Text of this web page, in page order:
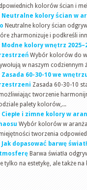
kolorów ścian i
Neutralne kolory ścian w
Neutralne kolory ścian
zharmonizuje i podkreśli
Modne kolory wnętrz
Wybór kolorów do
w naszym codziennym
Zasada 60-30-10 we
Zasada 60-30-10
tworzenie
palety kolorów,...
Ciepłe i zimne kolory w
Wybór kolorów w
tworzenia
Jak dopasować barwę
Barwa światła
tylko na estetykę, ale także